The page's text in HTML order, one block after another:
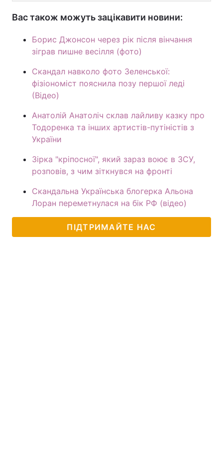
Вас також можуть зацікавити новини:
Борис Джонсон через рік після вінчання
зіграв пишне весілля (фото)
Скандал навколо фото Зеленської:
фізіономіст пояснила позу першої леді
(Відео)
Анатолій Анатоліч склав лайливу казку про
Тодоренка та інших артистів-путіністів з
України
Зірка "кріпосної", який зараз воює в ЗСУ,
розповів, з чим зіткнувся на фронті
Скандальна Українська блогерка Альона
Лоран переметнулася на бік РФ (відео)
ПІДТРИМАЙТЕ НАС